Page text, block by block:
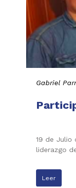
Gabriel
19 de Julio
liderazgo
Leer